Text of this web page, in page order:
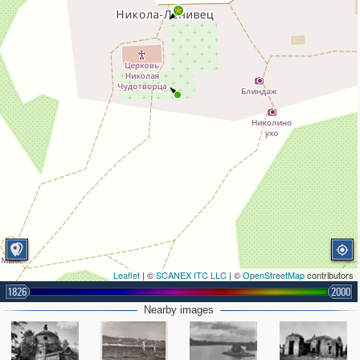
Leaflet| ©SCANEX ITC LLC | ©OpenStreetMapcontributors
1826 2000
Nearby images